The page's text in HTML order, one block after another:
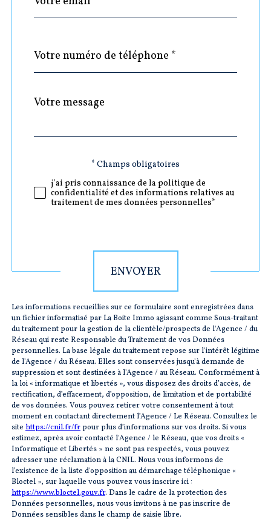
*
Fieldset
défaut
Message
*
Validation* Champs obligatoires
j'ai pris connaissance de la politique de
confidentialité et des informations relatives au
traitement de mes données personnelles*
ENVOYER
Les informations recueillies sur ce formulaire sont enregistrées dans
un fichier informatisé par La Boite Immo agissant comme Sous-traitant
du traitement pour la gestion de la clientèle/prospects de l'Agence / du
Réseau qui reste Responsable du Traitement de vos Données
personnelles. La base légale du traitement repose sur l'intérêt légitime
de l'Agence / du Réseau. Elles sont conservées jusqu'à demande de
suppression et sont destinées à l'Agence / au Réseau. Conformément à
la loi « informatique et libertés », vous disposez des droits d’accès, de
rectification, d’effacement, d’opposition, de limitation et de portabilité
de vos données. Vous pouvez retirer votre consentement à tout
moment en contactant directement l’Agence / Le Réseau. Consultez le
site https://cnil.fr/frpour plus d’informations sur vos droits. Si vous
estimez, après avoir contacté l'Agence / le Réseau, que vos droits «
Informatique et Libertés » ne sont pas respectés, vous pouvez
adresser une réclamation à la CNIL. Nous vous informons de
l’existence de la liste d'opposition au démarchage téléphonique «
Bloctel », sur laquelle vous pouvez vous inscrire ici :
https://www.bloctel.gouv.fr. Dans le cadre de la protection des
Données personnelles, nous vous invitons à ne pas inscrire de
Données sensibles dans le champ de saisie libre.